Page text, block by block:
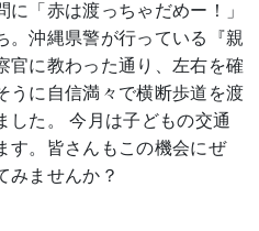
に「赤は渡っちゃだめー！」
。沖縄県警が行っている『親
官に教わった通り、左右を確
うに自信満々で横断歩道を渡
した。 今月は子どもの交通
す。皆さんもこの機会にぜ
みませんか？